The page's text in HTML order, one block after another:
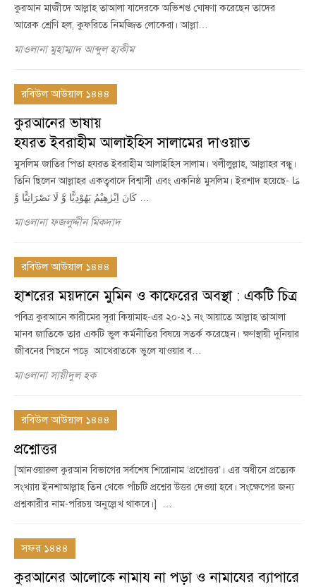
কুরআন মাজীদে আল্লাহ তাআলা যাদেরকে অভিশপ্ত ঘোষণা করেছেন তাদের
আরেক শ্রেণি হল, কুফরিতে নিমজ্জিত লোকেরা। আল্লা…
মাওলানা মুহাম্মাদ আব্দুল হাকীম
রবিউল আউয়াল ১৪৪৪
কুরআনের ভাষায়
হযরত ইবরাহীম আলাইহিস সালামের দাওয়াত
মুসলিম জাতির পিতা হযরত ইবরাহীম আলাইহিস সালাম। খলীলুল্লাহ, আল্লাহর বন্ধু।
তিনি ছিলেন আল্লাহর একত্ববাদে বিশ্বাসী এবং একনিষ্ঠ মুসলিম। ইরশাদ হয়েছে- مَا
كَانَ اِبْرٰهِیْمُ یَهُوْدِیًّا وَّ لَا نَصْرَانِیًّا وَّ …
মাওলানা ফজলুদ্দীন মিকদাদ
রবিউল আউয়াল ১৪৪৪
হাশরের ময়দানে মুমিন ও কাফেরের অবস্থা : একটি চিত্র
পবিত্র কুরআনে কারীমের সূরা কিয়ামাহ-এর ২০-২১ নং আয়াতে আল্লাহ তাআলা
মানব জাতিকে তার একটি ভুল কর্মনীতির বিষয়ে সতর্ক করেছেন। ক্ষণস্থায়ী দুনিয়ার
জীবনের পিছনে পড়ে আখেরাতকে ভুলে যাওয়ার ব…
মাওলানা সায়ীদুল হক
রবিউল আউয়াল ১৪৪৪
প্রশ্নোত্তর
[আনওয়ারুল কুরআন বিভাগের সর্বশেষ শিরোনাম ‘প্রশ্নোত্তর’। এর অধীনে প্রত্যেক
সংখ্যায় ইনশাআল্লাহ তিন থেকে পাঁচটি প্রশ্নের উত্তর দেওয়া হবে। সংক্ষেপের জন্য
প্রশ্নকারীর নাম-পরিচয় অনুল্লেখ থাকবে।] …
সফর ১৪৪৪
কুরআনের আলোকে নামায না পড়া ও নামাযের ব্যাপারে